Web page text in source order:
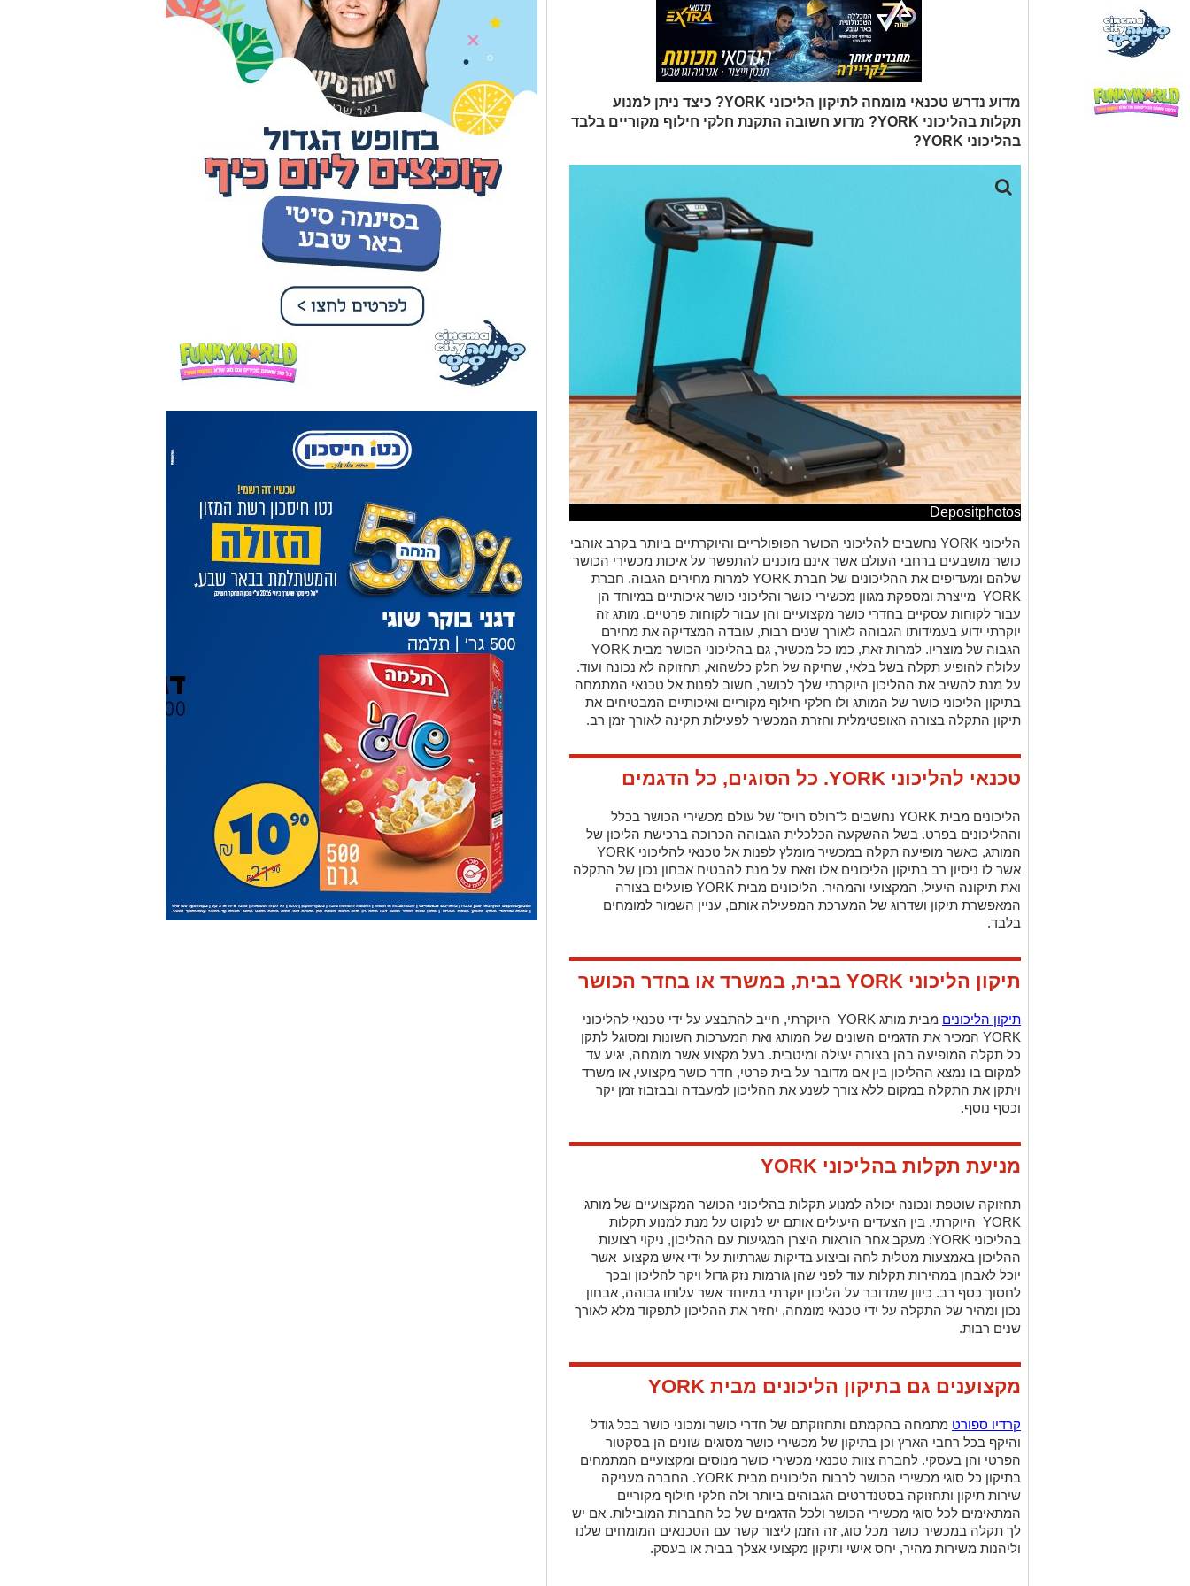
מדוע נדרש טכנאי מומחה לתיקון הליכוני YORK? כיצד ניתן למנוע
תקלות בהליכוני YORK? מדוע חשובה התקנת חלקי חילוף מקוריים בלבד
בהליכוני YORK?
Depositphotos
הליכוני YORK נחשבים להליכוני הכושר הפופולריים והיוקרתיים ביותר בקרב אוהבי
כושר מושבעים ברחבי העולם אשר אינם מוכנים להתפשר על איכות מכשירי הכושר
שלהם ומעדיפים את ההליכונים של חברת YORK למרות מחירים הגבוה. חברת
YORK מייצרת ומספקת מגוון מכשירי כושר והליכוני כושר איכותיים במיוחד הן
עבור לקוחות עסקיים בחדרי כושר מקצועיים והן עבור לקוחות פרטיים. מותג זה
יוקרתי ידוע בעמידותו הגבוהה לאורך שנים רבות, עובדה המצדיקה את מחירם
הגבוה של מוצריו. למרות זאת, כמו כל מכשיר, גם בהליכוני הכושר מבית YORK
עלולה להופיע תקלה בשל בלאי, שחיקה של חלק כלשהוא, תחזוקה לא נכונה ועוד.
על מנת להשיב את ההליכון היוקרתי שלך לכושר, חשוב לפנות אל טכנאי המתמחה
בתיקון הליכוני כושר של המותג ולו חלקי חילוף מקוריים ואיכותיים המבטיחים את
תיקון התקלה בצורה האופטימלית וחזרת המכשיר לפעילות תקינה לאורך זמן רב.
טכנאי להליכוני YORK. כל הסוגים, כל הדגמים
הליכונים מבית YORK נחשבים ל"רולס רויס" של עולם מכשירי הכושר בכלל
וההליכונים בפרט. בשל ההשקעה הכלכלית הגבוהה הכרוכה ברכישת הליכון של
המותג, כאשר מופיעה תקלה במכשיר מומלץ לפנות אל טכנאי להליכוני YORK
אשר לו ניסיון רב בתיקון הליכונים אלו וזאת על מנת להבטיח אבחון נכון של התקלה
ואת תיקונה היעיל, המקצועי והמהיר. הליכונים מבית YORK פועלים בצורה
המאפשרת תיקון ושדרוג של המערכת המפעילה אותם, עניין השמור למומחים
בלבד.
תיקון הליכוני YORK בבית, במשרד או בחדר הכושר
תיקון הליכונים מבית מותג YORK היוקרתי, חייב להתבצע על ידי טכנאי להליכוני
YORK המכיר את הדגמים השונים של המותג ואת המערכות השונות ומסוגל לתקן
כל תקלה המופיעה בהן בצורה יעילה ומיטבית. בעל מקצוע אשר מומחה, יגיע עד
למקום בו נמצא ההליכון בין אם מדובר על בית פרטי, חדר כושר מקצועי, או משרד
ויתקן את התקלה במקום ללא צורך לשנע את ההליכון למעבדה ובבזבוז זמן יקר
וכסף נוסף.
מניעת תקלות בהליכוני YORK
תחזוקה שוטפת ונכונה יכולה למנוע תקלות בהליכוני הכושר המקצועיים של מותג
YORK היוקרתי. בין הצעדים היעילים אותם יש לנקוט על מנת למנוע תקלות
בהליכוני YORK: מעקב אחר הוראות היצרן המגיעות עם ההליכון, ניקוי רצועות
ההליכון באמצעות מטלית לחה וביצוע בדיקות שגרתיות על ידי איש מקצוע אשר
יוכל לאבחן במהירות תקלות עוד לפני שהן גורמות נזק גדול ויקר להליכון ובכך
לחסוך כסף רב. כיוון שמדובר על הליכון יוקרתי במיוחד אשר עלותו גבוהה, אבחון
נכון ומהיר של התקלה על ידי טכנאי מומחה, יחזיר את ההליכון לתפקוד מלא לאורך
שנים רבות.
מקצוענים גם בתיקון הליכונים מבית YORK
קרדיו ספורט מתמחה בהקמתם ותחזוקתם של חדרי כושר ומכוני כושר בכל גודל
והיקף בכל רחבי הארץ וכן בתיקון של מכשירי כושר מסוגים שונים הן בסקטור
הפרטי והן בעסקי. לחברה צוות טכנאי מכשירי כושר מנוסים ומקצועיים המתמחים
בתיקון כל סוגי מכשירי הכושר לרבות הליכונים מבית YORK. החברה מעניקה
שירות תיקון ותחזוקה בסטנדרטים הגבוהים ביותר ולה חלקי חילוף מקוריים
המתאימים לכל סוגי מכשירי הכושר ולכל הדגמים של כל החברות המובילות. אם יש
לך תקלה במכשיר כושר מכל סוג, זה הזמן ליצור קשר עם הטכנאים המומחים שלנו
וליהנות משירות מהיר, יחס אישי ותיקון מקצועי אצלך בבית או בעסק.